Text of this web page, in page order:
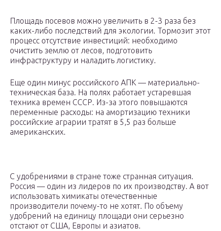
Площадь посевов можно увеличить в 2-3 раза без
каких-либо последствий для экологии. Тормозит этот
процесс отсутствие инвестиций: необходимо
очистить землю от лесов, подготовить
инфраструктуру и наладить логистику.
Еще один минус российского АПК — материально-
техническая база. На полях работает устаревшая
техника времен СССР. Из-за этого повышаются
переменные расходы: на амортизацию техники
российские аграрии тратят в 5,5 раз больше
американских.
С удобрениями в стране тоже странная ситуация.
Россия — один из лидеров по их производству. А вот
использовать химикаты отечественные
производители почему-то не хотят. По объему
удобрений на единицу площади они серьезно
отстают от США, Европы и азиатов.